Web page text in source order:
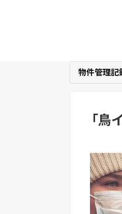
物件管理記
「鳥